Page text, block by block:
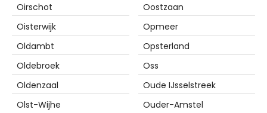
Oirschot
Oisterwijk
Oldambt
Oldebroek
Oldenzaal
Olst-Wijhe
Oostzaan
Opmeer
Opsterland
Oss
Oude IJsselstreek
Ouder-Amstel